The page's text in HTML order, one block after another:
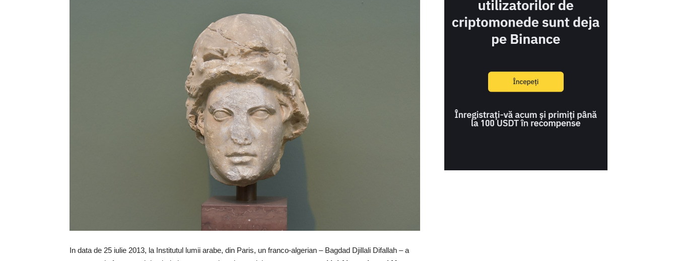
In data de 25 iulie 2013, la Institutul lumii arabe, din Paris, un franco-algerian – Bagdad Djillali Difallah – a